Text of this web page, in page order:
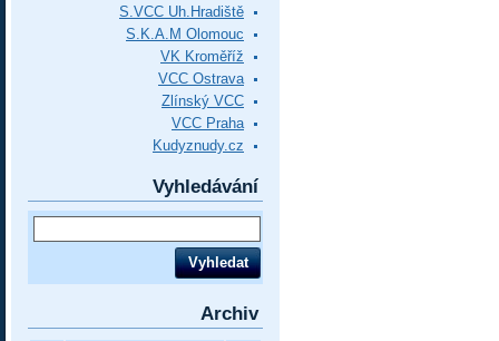
S.VCC Uh.Hradiště
S.K.A.M Olomouc
VK Kroměříž
VCC Ostrava
Zlínský VCC
VCC Praha
Kudyznudy.cz
Vyhledávání
Archiv